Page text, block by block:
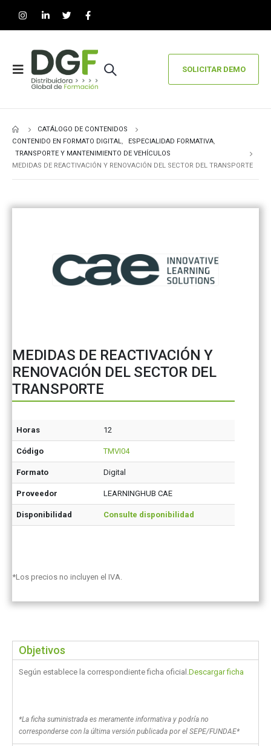
SOLICITAR DEMO
CATÁLOGO DE CONTENIDOS
CONTENIDO EN FORMATO DIGITAL, ESPECIALIDAD FORMATIVA,
TRANSPORTE Y MANTENIMIENTO DE VEHÍCULOS
MEDIDAS DE REACTIVACIÓN Y RENOVACIÓN DEL SECTOR DEL TRANSPORTE
MEDIDAS DE REACTIVACIÓN Y
RENOVACIÓN DEL SECTOR DEL
TRANSPORTE
Horas 12
Código TMVI04
Formato Digital
Proveedor LEARNINGHUB CAE
Disponibilidad Consulte disponibilidad
*Los precios no incluyen el IVA.
Objetivos
Según establece la correspondiente ficha oficial. Descargar ficha
*La ficha suministrada es meramente informativa y podría no
corresponderse con la última versión publicada por el SEPE/FUNDAE*